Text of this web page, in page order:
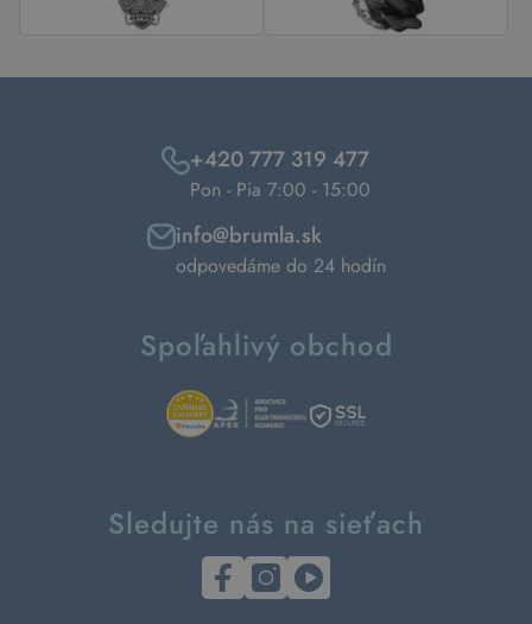
+420 777 319 477
Pon - Pia 7:00 - 15:00
info@brumla.sk
odpovedáme do 24 hodín
Spoľahlivý obchod
Sledujte nás na sieťach